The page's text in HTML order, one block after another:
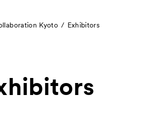
Kyoto Exhibitors